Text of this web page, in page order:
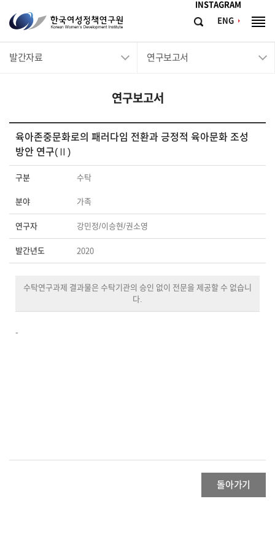
INSTAGRAM
ENG
한
국
여
연
구
원
Korean
Development
Institute
검
체
발간자료 연구보고서
연구보고서
육아존중문화로의 패러다임 전환과 긍정적 육아문화 조성
방안 연구(Ⅱ)
구분 수탁
분야 가족
연구자 강민정/이승현/권소영
발간년도 2020
수탁연구과제 결과물은 수탁기관의 승인 없이 전문을 제공할 수 없습니
다.
-
돌아가기